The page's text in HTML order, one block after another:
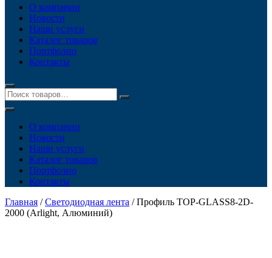
О компании
Новости
Наши услуги
Каталог товаров
Портфолио
Контакты
О компании
Новости
Наши услуги
Каталог товаров
Портфолио
Контакты
Главная /Светодиодная лента / Профиль TOP-GLASS8-2D-
2000 (Arlight, Алюминий)